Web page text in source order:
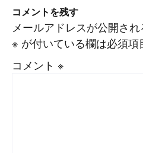
コメントを残す
メールアドレスが公開され
※ が付いている欄は必須項
コメント ※